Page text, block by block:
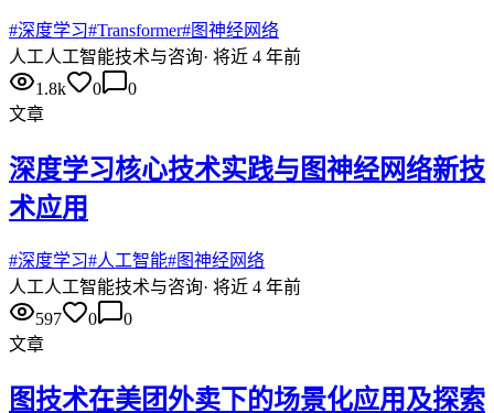
#深度学习#Transformer#图神经网络
人工人工智能技术与咨询· 将近 4 年前
1.8k
0
0
文章
深度学习核心技术实践与图神经网络新技
术应用
#深度学习#人工智能#图神经网络
人工人工智能技术与咨询· 将近 4 年前
597
0
0
文章
图技术在美团外卖下的场景化应用及探索